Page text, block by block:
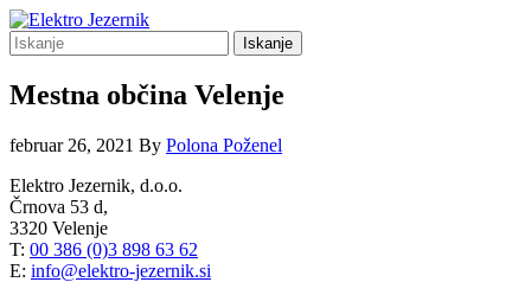
Iskanje
Mestna občina Velenje
februar 26, 2021 By Polona Poženel
Elektro Jezernik, d.o.o.
Črnova 53 d,
3320 Velenje
T: 00 386 (0)3 898 63 62
E: info@elektro-jezernik.si